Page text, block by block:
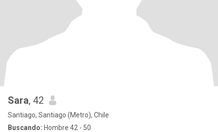
Sara, 42
Santiago, Santiago (Metro), Chile
Buscando: Hombre 42 - 50